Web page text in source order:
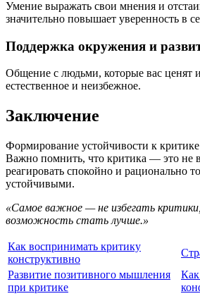
Умение выражать свои мнения и
значительно повышает уверенность в
Поддержка окружения и
Общение с людьми, которые вас ценят
естественное и неизбежное.
Заключение
Формирование устойчивости к
Важно помнить, что критика — это не
реагировать спокойно и рационально
устойчивыми.
«Самое важное — не избегать
возможность стать лучше.»
Как воспринимать критику
конструктивно
Развитие позитивного мышления
при критике
Как